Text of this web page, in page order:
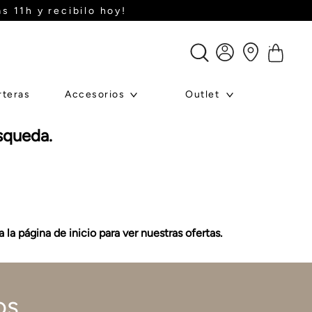
11h y recibilo hoy!
Accesorios Outlet
página de inicio para ver nuestras ofertas.